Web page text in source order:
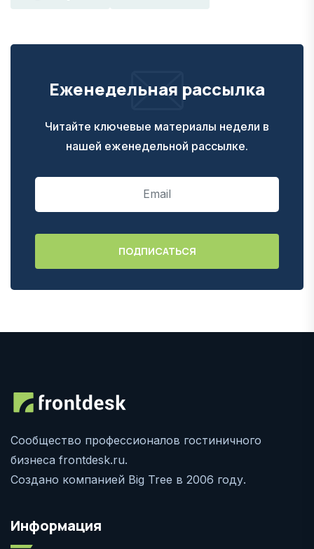
Еженедельная рассылка
Читайте ключевые материалы недели в
нашей еженедельной рассылке.
Сообщество профессионалов гостиничного
бизнеса frontdesk.ru.
Создано компанией Big Tree в 2006 году.
Информация